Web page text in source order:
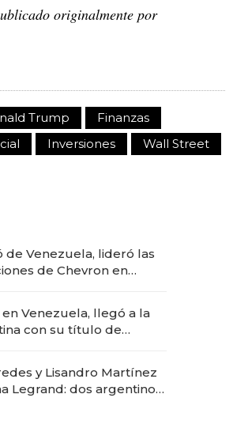
originalmente por
Trump
Finanzas
Inversiones Wall Street
de Venezuela, lideró las
de Chevron en
Venezuela, llegó a la
con su título de
"fast premium"
y Lisandro Martínez
Legrand: dos argentinos